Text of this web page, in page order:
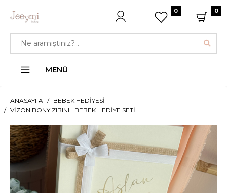
0 0
MENÜ
ANASAYFA
BEBEK HEDIYESI
VIZON BONY ZIBINLI BEBEK HEDIYE SETI